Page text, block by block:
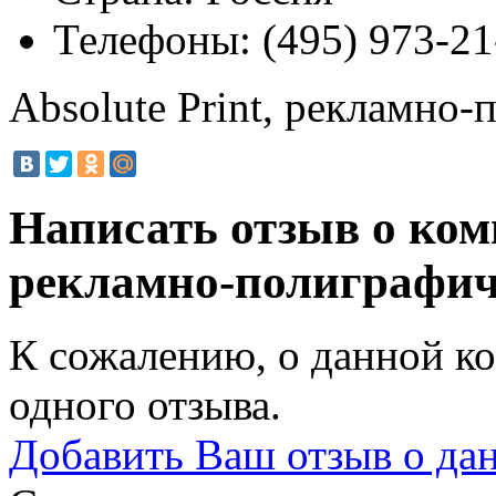
Телефоны: (495) 973-
Absolute Print, рекламно-
Написать отзыв о
рекламно-
К сожалению, о данной
одного отзыва.
Добавить Ваш отзыв о